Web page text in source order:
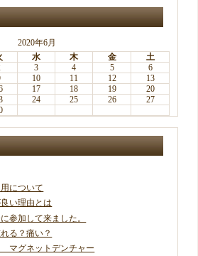
2020年6月
水 木 金
土
3 4 5
6
10 11 12
13
17 18 19
20
24 25 26
27
について
い理由とは
参加して来ました。
る？痛い？
マグネットデンチャー